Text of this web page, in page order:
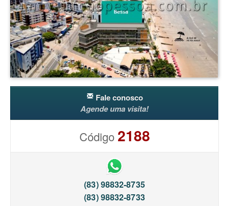
Fale conosco
Agende uma visita!
Código2188
(83) 98832-8735
(83) 98832-8733